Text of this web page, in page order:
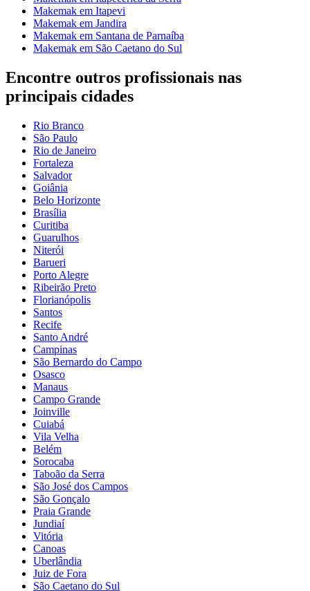
Makemak em Itapevi
Makemak em Jandira
Makemak em Santana de Parnaíba
Makemak em São Caetano do Sul
Encontre outros profissionais nas
principais cidades
Rio Branco
São Paulo
Rio de Janeiro
Fortaleza
Salvador
Goiânia
Belo Horizonte
Brasília
Curitiba
Guarulhos
Niterói
Barueri
Porto Alegre
Ribeirão Preto
Florianópolis
Santos
Recife
Santo André
Campinas
São Bernardo do Campo
Osasco
Manaus
Campo Grande
Joinville
Cuiabá
Vila Velha
Belém
Sorocaba
Taboão da Serra
São José dos Campos
São Gonçalo
Praia Grande
Jundiaí
Vitória
Canoas
Uberlândia
Juiz de Fora
São Caetano do Sul